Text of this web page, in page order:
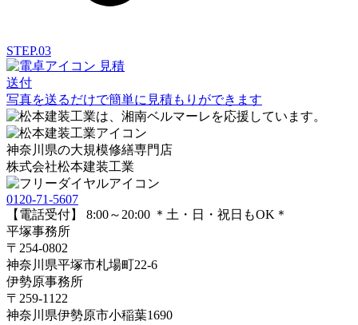
STEP.03
見積
送付
写真を送るだけで簡単に見積もりができます
神奈川県の大規模修繕専門店
株式会社松本建装工業
0120-71-5607
【電話受付】 8:00～20:00 ＊土・日・祝日もOK＊
平塚事務所
〒254-0802
神奈川県平塚市札場町22-6
伊勢原事務所
〒259-1122
神奈川県伊勢原市⼩稲葉1690